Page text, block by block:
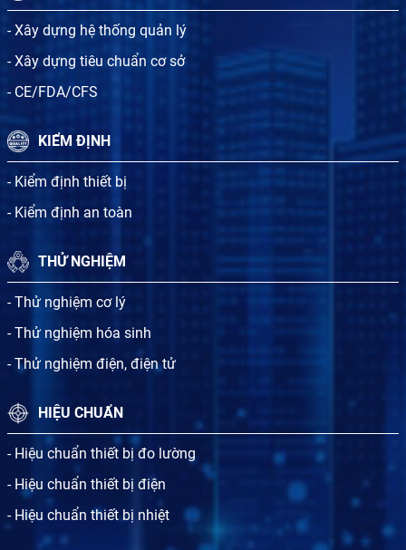
- Xây dựng hệ thống quản lý
- Xây dựng tiêu chuẩn cơ sở
- CE/FDA/CFS
KIỂM ĐỊNH
- Kiểm định thiết bị
- Kiểm định an toàn
THỬ NGHIỆM
- Thử nghiệm cơ lý
- Thử nghiệm hóa sinh
- Thử nghiệm điện, điện tử
HIỆU CHUẨN
- Hiệu chuẩn thiết bị đo lường
- Hiệu chuẩn thiết bị điện
- Hiệu chuẩn thiết bị nhiệt